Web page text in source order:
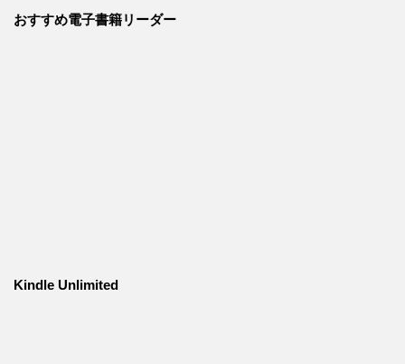
おすすめ電子書籍リーダー
Kindle Unlimited